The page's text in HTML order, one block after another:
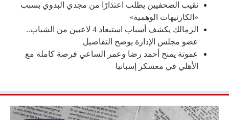
نقيب الصحفيين يطلب اعتذارًا من مجدي البدوي بسبب
«الكارنيهات الوهمية»
الزمالك يكشف أسباب استبعاد 4 لاعبين من الشباب..
عضو مجلس الإدارة يوضح التفاصيل
عموتة يمنح أحمد رضا وعمر الساعي فرصة كاملة مع
الأهلي في معسكر إسبانيا